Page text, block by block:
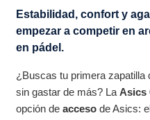
Estabilidad, confort y
empezar a competir en
en pádel.
¿Buscas tu primera zapatilla
sin gastar de más? LaAsics
opción deacceso de Asics: